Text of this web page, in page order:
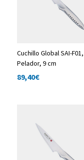
Cuchillo Global SAI-F01,
Pelador, 9 cm
89,40€